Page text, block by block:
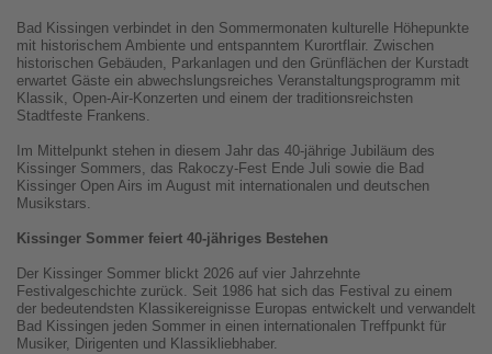
Bad Kissingen verbindet in den Sommermonaten kulturelle Höhepunkte
mit historischem Ambiente und entspanntem Kurortflair. Zwischen
historischen Gebäuden, Parkanlagen und den Grünflächen der Kurstadt
erwartet Gäste ein abwechslungsreiches Veranstaltungsprogramm mit
Klassik, Open-Air-Konzerten und einem der traditionsreichsten
Stadtfeste Frankens.
Im Mittelpunkt stehen in diesem Jahr das 40-jährige Jubiläum des
Kissinger Sommers, das Rakoczy-Fest Ende Juli sowie die Bad
Kissinger Open Airs im August mit internationalen und deutschen
Musikstars.
Kissinger Sommer feiert 40-jähriges Bestehen
Der Kissinger Sommer blickt 2026 auf vier Jahrzehnte
Festivalgeschichte zurück. Seit 1986 hat sich das Festival zu einem
der bedeutendsten Klassikereignisse Europas entwickelt und verwandelt
Bad Kissingen jeden Sommer in einen internationalen Treffpunkt für
Musiker, Dirigenten und Klassikliebhaber.